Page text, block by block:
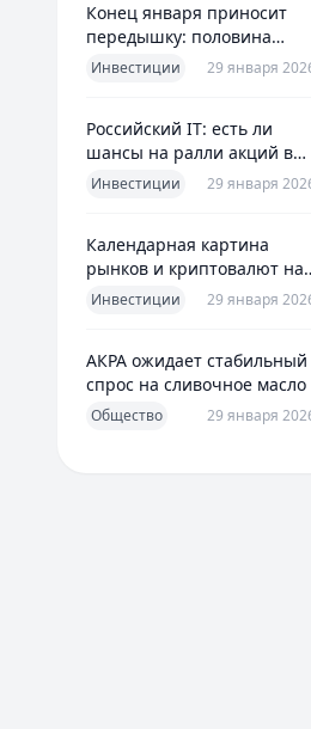
Конец января приносит
передышку: половина
годовой цели ЦБ
Инвестиции 29 января
Российский IT: есть ли
шансы на ралли акций в
2026 без опоры на ИИ
Инвестиции 29 января
Календарная картина
рынков и криптовалют на
четверг, 29 января 2026
Инвестиции 29 января
АКРА ожидает стабильный
спрос на сливочное масло
2026 году
Общество 29 января